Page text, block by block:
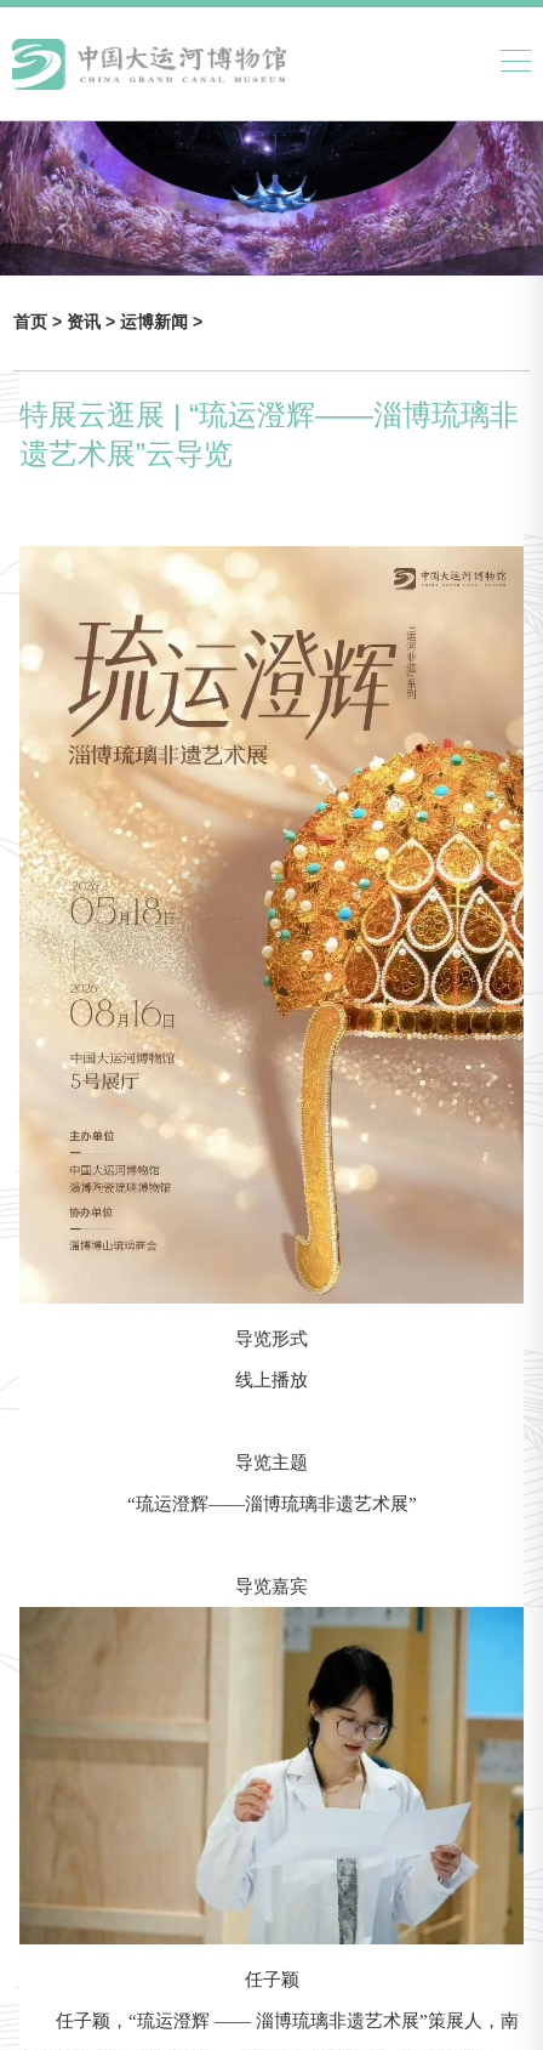
首页 >资讯 >运博新闻 >
特展云逛展 | “琉运澄辉——淄博琉璃非
遗艺术展”云导览
导览形式
线上播放
导览主题
“琉运澄辉——淄博琉璃非遗艺术展”‍‍
导览嘉宾
任子颖
任子颖，“琉运澄辉 —— 淄博琉璃非遗艺术展”策展人，南